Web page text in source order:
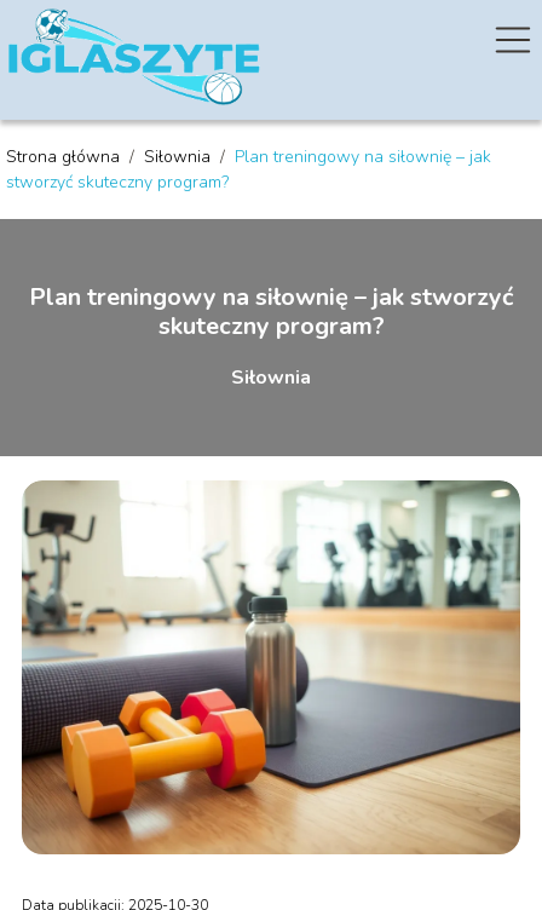
Strona główna / Siłownia / Plan treningowy na siłownię – jak
stworzyć skuteczny program?
Plan treningowy na siłownię – jak stworzyć
skuteczny program?
Siłownia
Data publikacji: 2025-10-30